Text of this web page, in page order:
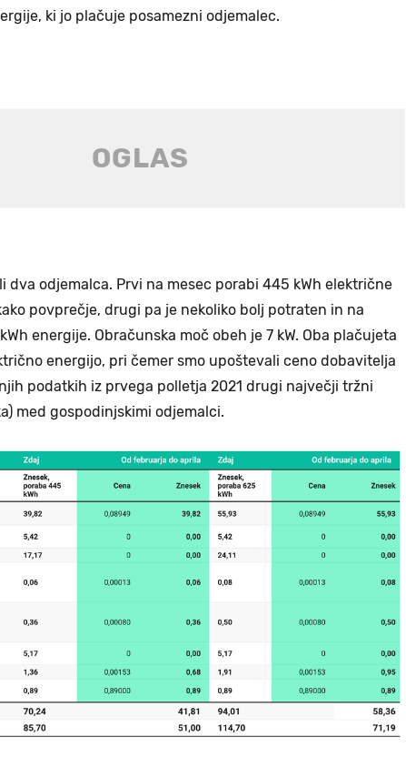
ki jo plačuje posamezni odjemalec.
dva odjemalca. Prvi na mesec porabi 445 kWh električne
povprečje, drugi pa je nekoliko bolj potraten in na
energije. Obračunska moč obeh je 7 kW. Oba plačujeta
energijo, pri čemer smo upoštevali ceno dobavitelja
podatkih iz prvega polletja 2021 drugi največji tržni
med gospodinjskimi odjemalci.